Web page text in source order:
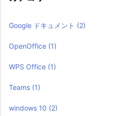
Google ドキュメント (2)
OpenOffice (1)
WPS Office (1)
Teams (1)
windows 10 (2)